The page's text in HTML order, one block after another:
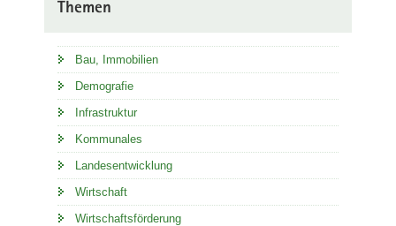
Themen
Bau, Immobilien
Demografie
Infrastruktur
Kommunales
Landesentwicklung
Wirtschaft
Wirtschaftsförderung